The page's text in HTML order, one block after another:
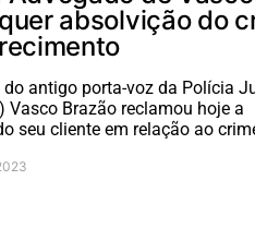
absolvição do
do antigo porta-voz da Polícia
Vasco Brazão reclamou hoje a
seu cliente em relação ao